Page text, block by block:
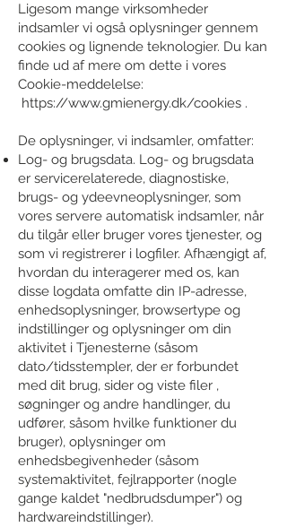
Ligesom mange virksomheder
indsamler vi også oplysninger gennem
cookies og lignende teknologier. Du kan
finde ud af mere om dette i vores
Cookie-meddelelse:
https://www.gmienergy.dk/cookies .
De oplysninger, vi indsamler, omfatter:
Log- og brugsdata. Log- og brugsdata
er servicerelaterede, diagnostiske,
brugs- og ydeevneoplysninger, som
vores servere automatisk indsamler, når
du tilgår eller bruger vores tjenester, og
som vi registrerer i logfiler. Afhængigt af,
hvordan du interagerer med os, kan
disse logdata omfatte din IP-adresse,
enhedsoplysninger, browsertype og
indstillinger og oplysninger om din
aktivitet i Tjenesterne (såsom
dato/tidsstempler, der er forbundet
med dit brug, sider og viste filer ,
søgninger og andre handlinger, du
udfører, såsom hvilke funktioner du
bruger), oplysninger om
enhedsbegivenheder (såsom
systemaktivitet, fejlrapporter (nogle
gange kaldet "nedbrudsdumper") og
hardwareindstillinger).